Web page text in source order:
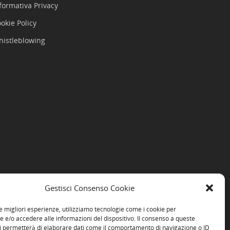
Gestisci Consenso Cookie
migliori esperienze, utilizziamo tecnologie come i cookie per
e/o accedere alle informazioni del dispositivo. Il consenso a queste
permetterà di elaborare dati come il comportamento di navigazione o ID
Privacy
Policy